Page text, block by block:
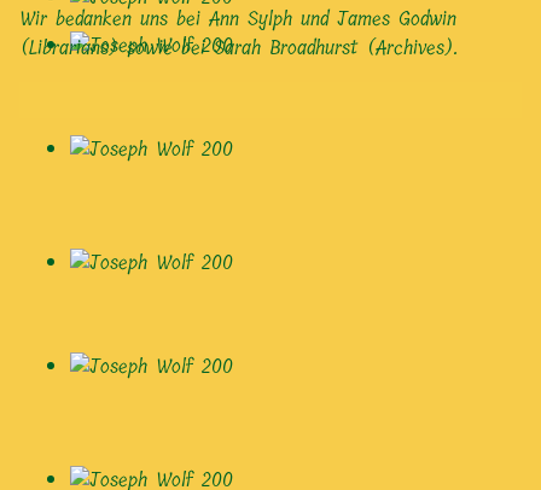
Wir bedanken uns bei Ann Sylph und James Godwin
(Librarians) sowie bei Sarah Broadhurst (Archives).